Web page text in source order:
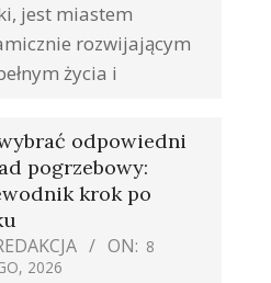
jest miastem
rozwijającym
życia i
odpowiedni
pogrzebowy:
krok po
ON: 8
2026